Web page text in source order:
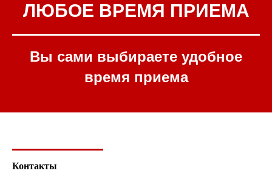
ЛЮБОЕ ВРЕМЯ ПРИЕМА
Вы сами выбираете удобное
время приема
Контакты